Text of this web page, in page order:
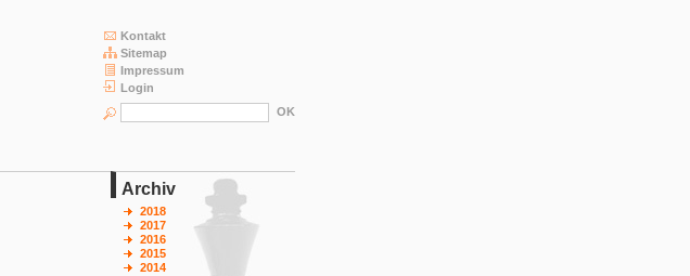
Kontakt
Sitemap
Impressum
Login
Archiv
2018
2017
2016
2015
2014